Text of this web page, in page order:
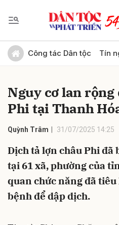
Công tác Dân tộc Tín
Nguy cơ lan
Phi tại Thanh
Quỳnh Trâm 31/07/2025 14:25
Dịch tả lợn châu Phi đã
tại 61 xã, phường của
quan chức năng đã
bệnh để dập dịch.
Gửi bình luận